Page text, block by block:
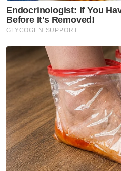
“Wanita memerlukan
jangka hayat yang lebih
"Itu juga bermakna
ada penyakit yang
memerlukan dana
“Dalam masa sama,
dibayar lebih rendah
mereka lebih
daripada pekerjaan